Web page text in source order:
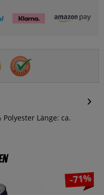
Länge: ca.
-71%